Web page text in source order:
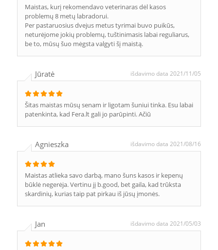
Maistas, kurį rekomendavo veterinaras dėl kasos
problemų 8 metų labradorui.
Per pastaruosius dvejus metus tyrimai buvo puikūs,
neturėjome jokių problemų, tuštinimasis labai reguliarus,
be to, mūsų šuo mėgsta valgyti šį maistą.
Jūratė išdavimo data 2021/11/05
Šitas maistas mūsų senam ir ligotam šuniui tinka. Esu labai
patenkinta, kad Fera.lt gali jo parūpinti. Ačiū
Agnieszka išdavimo data 2021/08/16
Maistas atlieka savo darbą, mano šuns kasos ir kepenų
būklė negerėja. Vertinu jį b.good, bet gaila, kad trūksta
skardinių, kurias taip pat pirkau iš jūsų įmonės.
Jan išdavimo data 2021/05/03